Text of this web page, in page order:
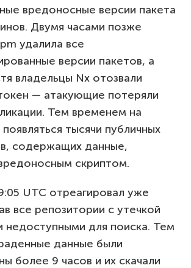
вредоносные версии пакета
Двумя часами позже
удалила все
версии пакетов, а
владельцы Nx отозвали
— атакующие потеряли
Тем временем на
тысячи публичных
содержащих данные,
скриптом.
UTC отреагировал уже
все репозитории с утечкой
недоступными для поиска. Тем
данные были
более 9 часов и их скачали